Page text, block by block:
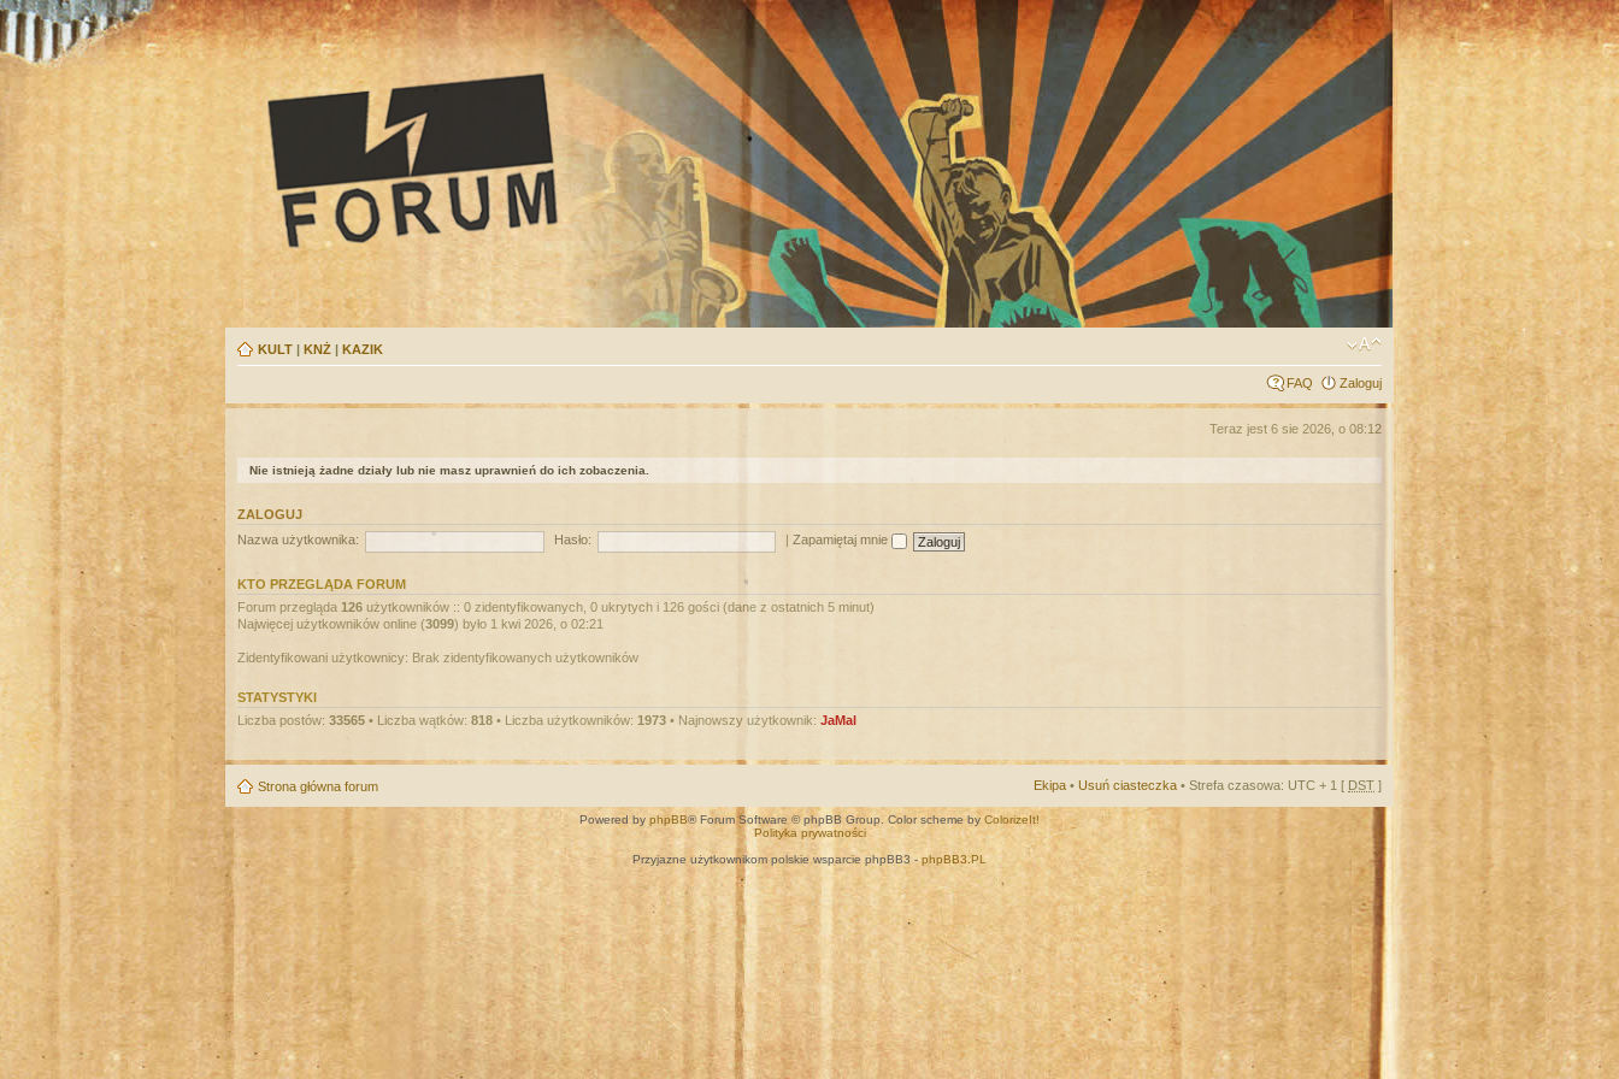
KULT | KNŻ | KAZIK
FAQ Zaloguj
Teraz jest 6 sie 2026, o 08:12
Nie istnieją żadne działy lub nie masz uprawnień do ich zobaczenia.
ZALOGUJ
Nazwa użytkownika:
Hasło: Zapamiętaj mnie
KTO PRZEGLĄDA FORUM
Forum przegląda 126 użytkowników :: 0 zidentyfikowanych, 0 ukrytych i 126 gości (dane z ostatnich 5 minut)
Najwięcej użytkowników online (3099) było 1 kwi 2026, o 02:21
Zidentyfikowani użytkownicy: Brak zidentyfikowanych użytkowników
STATYSTYKI
Liczba postów: 33565 • Liczba wątków: 818 • Liczba użytkowników: 1973 • Najnowszy użytkownik: JaMal
Strona główna forum Ekipa • Usuń ciasteczka • Strefa czasowa: UTC + 1 [ DST ]
Powered by phpBB® Forum Software © phpBB Group. Color scheme by ColorizeIt!
Polityka prywatności
Przyjazne użytkownikom polskie wsparcie phpBB3 - phpBB3.PL